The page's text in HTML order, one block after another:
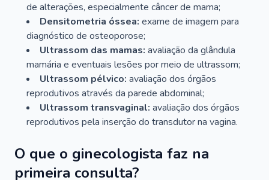
de alterações, especialmente câncer de mama;
Densitometria óssea: exame de imagem para
diagnóstico de osteoporose;
Ultrassom das mamas: avaliação da glândula
mamária e eventuais lesões por meio de ultrassom;
Ultrassom pélvico: avaliação dos órgãos
reprodutivos através da parede abdominal;
Ultrassom transvaginal: avaliação dos órgãos
reprodutivos pela inserção do transdutor na vagina.
O que o ginecologista faz na
primeira consulta?